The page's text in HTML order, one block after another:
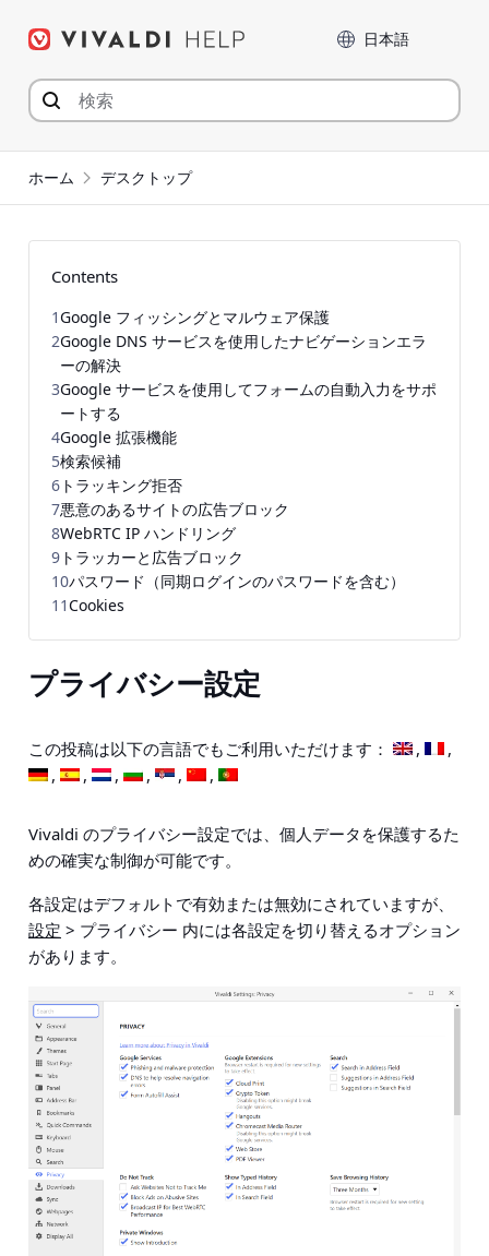
言語
ホーム デスクトップ
プライバシー設定
この投稿は以下の言語でもご利用いただけます：
Vivaldi のプライバシー設定では、個人データを保護するた
めの確実な制御が可能です。
各設定はデフォルトで有効または無効にされていますが、
設定 > プライバシー 内には各設定を切り替えるオプション
があります。
Contents
1 Google フィッシングとマルウェア保護
2Google DNS サービスを使用したナビゲーションエラ
ーの解決
3Google サービスを使用してフォームの自動入力をサポ
ートする
4Google 拡張機能
5検索候補
6 トラッキング拒否
7悪意のあるサイトの広告ブロック
8WebRTC IP ハンドリング
9 トラッカーと広告ブロック
10パスワード（同期ログインのパスワードを含む）
11Cookies